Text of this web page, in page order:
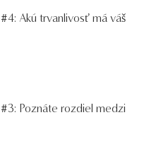
Akú trvanlivosť má váš
Poznáte rozdiel medzi